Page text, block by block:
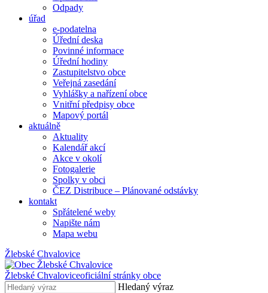
Odpady
úřad
e-podatelna
Úřední deska
Povinné informace
Úřední hodiny
Zastupitelstvo obce
Veřejná zasedání
Vyhlášky a nařízení obce
Vnitřní předpisy obce
Mapový portál
aktuálně
Aktuality
Kalendář akcí
Akce v okolí
Fotogalerie
Spolky v obci
ČEZ Distribuce – Plánované odstávky
kontakt
Spřátelené weby
Napište nám
Mapa webu
Žlebské Chvalovice
Žlebské Chvaloviceoficiální stránky obce
Hledaný výraz